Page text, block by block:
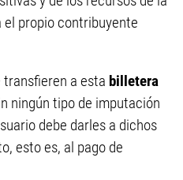
propio contribuyente
transfieren a esta billetera
ningún tipo de imputación
debe darles a dichos
esto es, al pago de